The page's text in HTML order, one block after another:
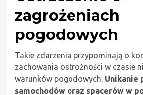
zagrożeniach
pogodowych
Takie zdarzenia przypominają o
zachowania ostrożności w czasie
warunków pogodowych. Unikanie
samochodów oraz spacerów w